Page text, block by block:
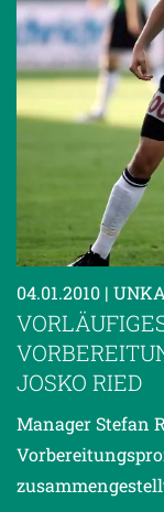
04.01.2010 |
JOSKO RIED
Manager Stefan